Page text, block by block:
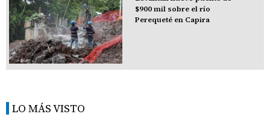
$900 mil sobre el río
Perequeté en Capira
LO MÁS VISTO